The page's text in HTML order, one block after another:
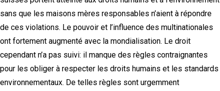
sans que les maisons mères responsables n’aient à répondre
de ces violations. Le pouvoir et l’influence des multinationales
ont fortement augmenté avec la mondialisation. Le droit
cependant n’a pas suivi: il manque des règles contraignantes
pour les obliger à respecter les droits humains et les standards
environnementaux. De telles règles sont urgemment